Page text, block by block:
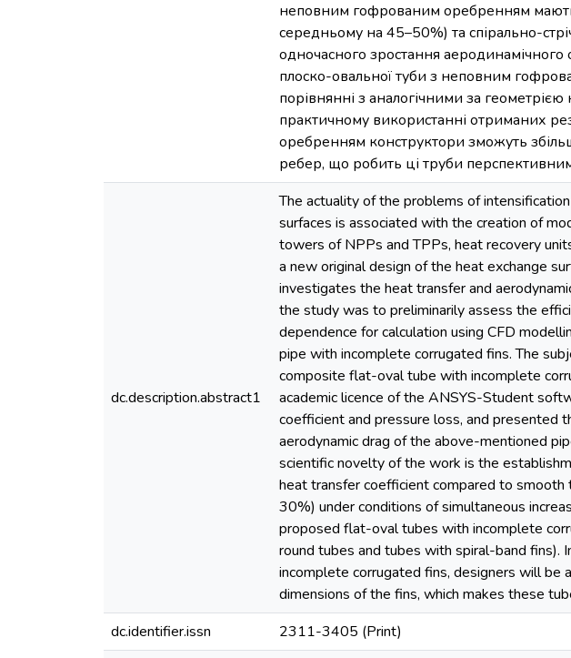
неповним гофрованим оребренням
середньому на 45–50%) та спірально-
одночасного зростання
плоско-овальної туби з неповним
порівнянні з аналогічними за
практичному використанні отриманих
оребренням конструктори зможуть
ребер, що робить ці труби
dc.description.abstract1
The actuality of the problems of
surfaces is associated with the creation of
towers of NPPs and TPPs, heat recovery
a new original design of the heat exchange
investigates the heat transfer and
the study was to preliminarily assess the
dependence for calculation using CFD
pipe with incomplete corrugated fins. The
composite flat-oval tube with incomplete
academic licence of the ANSYS-Student
coefficient and pressure loss, and presented
aerodynamic drag of the above-mentioned
scientific novelty of the work is the
heat transfer coefficient compared to
30%) under conditions of simultaneous
proposed flat-oval tubes with incomplete
round tubes and tubes with spiral-band
incomplete corrugated fins, designers will be
dimensions of the fins, which makes these
dc.identifier.issn
2311-3405 (Print)